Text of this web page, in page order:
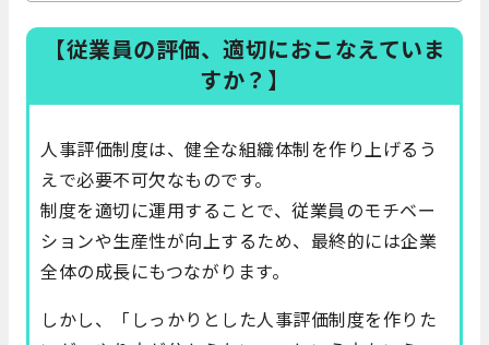
【従業員の評価、適切におこなえていま
すか？】
人事評価制度は、健全な組織体制を作り上げるう
えで必要不可欠なものです。
制度を適切に運用することで、従業員のモチベー
ションや生産性が向上するため、最終的には企業
全体の成長にもつながります。
しかし、「しっかりとした人事評価制度を作りた